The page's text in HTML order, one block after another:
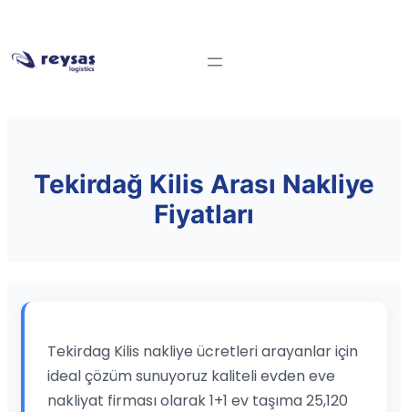
Tekirdağ Kilis Arası Nakliye
Fiyatları
Tekirdag Kilis nakliye ücretleri arayanlar için
ideal çözüm sunuyoruz kaliteli evden eve
nakliyat firması olarak 1+1 ev taşıma 25,120